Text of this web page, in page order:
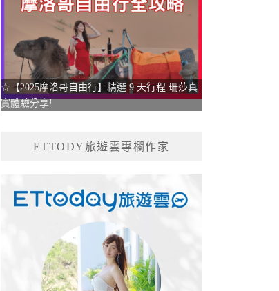
☆【2025摩洛哥自由行】精選 9 天行程 珊莎真
實體驗分享!
ETTODY旅遊雲專欄作家